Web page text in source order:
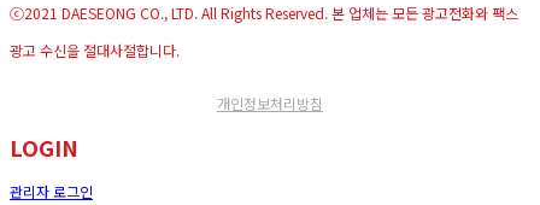
ⓒ2021 DAESEONG CO., LTD. All Rights Reserved. 본 업체는 모든 광고전화와 팩스
광고 수신을 절대사절합니다.
개인정보처리방침
LOGIN
관리자 로그인